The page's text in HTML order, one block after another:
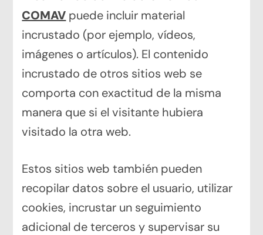
COMAV puede incluir material
incrustado (por ejemplo, vídeos,
imágenes o artículos). El contenido
incrustado de otros sitios web se
comporta con exactitud de la misma
manera que si el visitante hubiera
visitado la otra web.
Estos sitios web también pueden
recopilar datos sobre el usuario, utilizar
cookies, incrustar un seguimiento
adicional de terceros y supervisar su